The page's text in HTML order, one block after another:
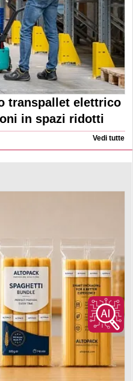
transpallet elettrico
in spazi ridotti
Vedi tutte